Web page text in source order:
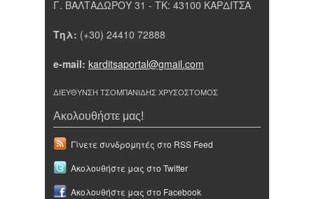
Γ. ΒΑΛΤΑΔΩΡΟΥ 31 - ΤΚ: 43100 ΚΑΡΔΙΤΣΑ
Τηλ: (+30) 24410 72888
e-mail: karditsaportal@gmail.com
ΔΙΕΥΘΥΝΣΗ ΤΣΟΜΠΑΝΙΔΗΣ ΧΡΥΣΟΣΤΟΜΟΣ
Ακολουθήστε μας!
Γίνετε συνδρομητές στο RSS Feed
Ακολουθήστε μας στο Twitter
Ακολουθήστε μας στο Facebook